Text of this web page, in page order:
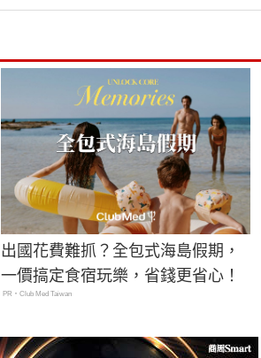
出國花費難抓？全包式海島假期，
一價搞定食宿玩樂，省錢更省心！
PR・Club Med Taiwan